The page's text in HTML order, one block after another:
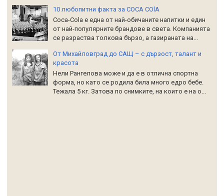
10 любопитни факта за COCA COlA
Coca-Cola е една от най-обичаните напитки и един
от най-популярните брандове в света. Компанията
се разраства толкова бързо, а газираната на...
От Михайловград до САЩ – с дързост, талант и
красота
Нели Рангелова може и да е в отлична спортна
форма, но като се родила била много едро бебе.
Тежала 5 кг. Затова по снимките, на които е на о...